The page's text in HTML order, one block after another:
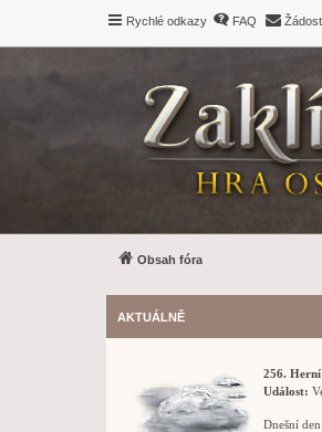
Rychlé odkazy FAQ
Obsah fóra
AKTUÁLNĚ
256. Herní
Událost:
Dnešní